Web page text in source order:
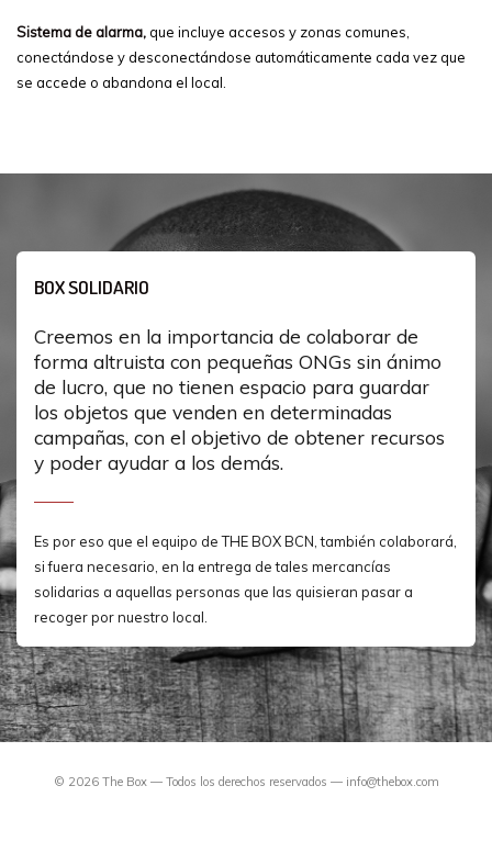
Sistema de alarma, que incluye accesos y zonas comunes,
conectándose y desconectándose automáticamente cada vez que
se accede o abandona el local.
BOX SOLIDARIO
Creemos en la importancia de colaborar de
forma altruista con pequeñas ONGs sin ánimo
de lucro, que no tienen espacio para guardar
los objetos que venden en determinadas
campañas, con el objetivo de obtener recursos
y poder ayudar a los demás.
Es por eso que el equipo de THE BOX BCN, también colaborará,
si fuera necesario, en la entrega de tales mercancías
solidarias a aquellas personas que las quisieran pasar a
recoger por nuestro local.
© 2026The Box — Todos los derechos reservados — info@thebox.com